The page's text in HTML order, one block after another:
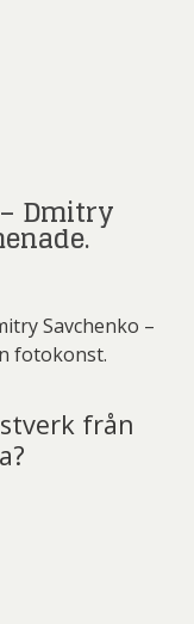
Dmitry
Savchenko –
fotokonst.
från